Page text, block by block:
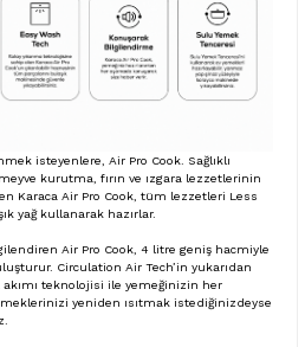
isteyenlere, Air Pro Cook. Sağlıklı
kurutma, fırın ve ızgara lezzetlerinin
Karaca Air Pro Cook, tüm lezzetleri Less
yağ kullanarak hazırlar.
Air Pro Cook, 4 litre geniş hacmiyle
Circulation Air Tech’in yukarıdan
akımı teknolojisi ile yemeğinizin her
yeniden ısıtmak istediğinizdeyse